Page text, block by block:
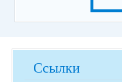
Ссылки